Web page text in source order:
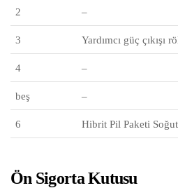
2 –
3 Yardımcı güç çıkışı
4 –
beş –
6 Hibrit Pil Paketi
Ön Sigorta Kutusu